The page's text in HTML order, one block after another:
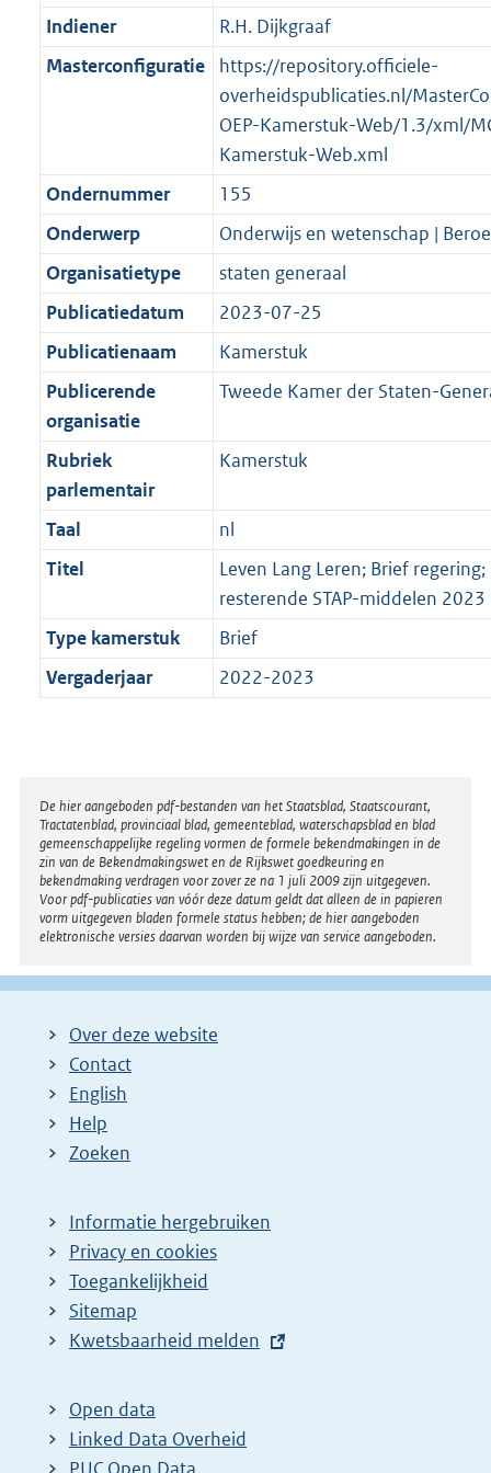
Indiener
R.H. Dijkgraaf
Masterconfiguratie
https://repository.officiele-
overheidspublicaties.nl/
OEP-Kamerstuk-Web/1.3/xml/
Kamerstuk-Web.xml
Ondernummer
155
Onderwerp
Onderwijs en wetenschap |
Organisatietype
staten generaal
Publicatiedatum
2023-07-25
Publicatienaam
Kamerstuk
Publicerende
organisatie
Tweede Kamer der Staten-
Rubriek
parlementair
Kamerstuk
Taal
nl
Titel
Leven Lang Leren; Brief
resterende STAP-middelen 2023
Type kamerstuk
Brief
Vergaderjaar
2022-2023
Disclaimer
De hier aangeboden pdf-bestanden van het Staatsblad, Staatscourant,
Tractatenblad, provinciaal blad, gemeenteblad, waterschapsblad en blad
gemeenschappelijke regeling vormen de formele bekendmakingen in de
zin van de Bekendmakingswet en de Rijkswet goedkeuring en
bekendmaking verdragen voor zover ze na 1 juli 2009 zijn uitgegeven.
Voor pdf-publicaties van vóór deze datum geldt dat alleen de in papieren
vorm uitgegeven bladen formele status hebben; de hier aangeboden
elektronische versies daarvan worden bij wijze van service aangeboden.
Over deze website
Contact
English
Help
Zoeken
Informatie hergebruiken
Privacy en cookies
Toegankelijkheid
Sitemap
E
t
e
r
Kwetsbaarheid melden
Open data
Linked Data Overheid
PUC Open Data